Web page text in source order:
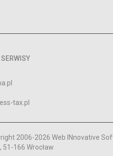
tax.pl
2006-2026 Web INnovative
51-166 Wrocław